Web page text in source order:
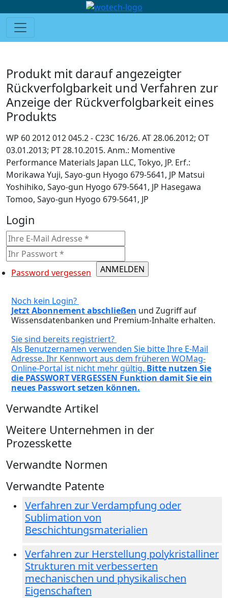
Produkt mit darauf angezeigter
Rückverfolgbarkeit und Verfahren zur
Anzeige der Rückverfolgbarkeit eines
Produkts
WP 60 2012 012 045.2 - C23C 16/26. AT 28.06.2012; OT
03.01.2013; PT 28.10.2015. Anm.: Momentive
Performance Materials Japan LLC, Tokyo, JP. Erf.:
Morikawa Yuji, Sayo-gun Hyogo 679-5641, JP Matsui
Yoshihiko, Sayo-gun Hyogo 679-5641, JP Hasegawa
Tomoo, Sayo-gun Hyogo 679-5641, JP
Login
Password vergessen
Noch kein Login?
Jetzt Abonnement abschließen
Wissensdatenbanken und Premium-Inhalte erhalten.
Sie sind bereits registriert?
Als Benutzernamen verwenden Sie bitte Ihre E-Mail
Adresse. Ihr Kennwort aus dem früheren WOMag-
Online-Portal ist nicht mehr gültig. Bitte nutzen Sie
die PASSWORT VERGESSEN Funktion damit Sie ein
neues Passwort setzen können.
Verwandte Artikel
Weitere Unternehmen in der
Prozesskette
Verwandte Normen
Verwandte Patente
Verfahren zur Verdampfung oder
Sublimation von
Beschichtungsmaterialien
Verfahren zur Herstellung polykristalliner
Strukturen mit verbesserten
mechanischen und physikalischen
Eigenschaften